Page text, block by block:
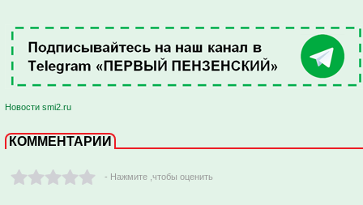
Новости smi2.ru
КОММЕНТАРИИ
- Нажмите ,чтобы оценить